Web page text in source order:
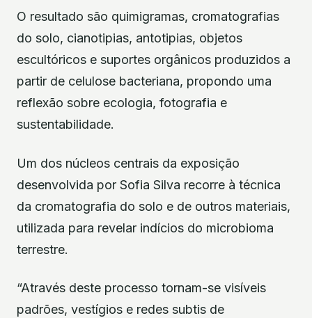
O resultado são quimigramas, cromatografias
do solo, cianotipias, antotipias, objetos
escultóricos e suportes orgânicos produzidos a
partir de celulose bacteriana, propondo uma
reflexão sobre ecologia, fotografia e
sustentabilidade.
Um dos núcleos centrais da exposição
desenvolvida por Sofia Silva recorre à técnica
da cromatografia do solo e de outros materiais,
utilizada para revelar indícios do microbioma
terrestre.
“Através deste processo tornam-se visíveis
padrões, vestígios e redes subtis de